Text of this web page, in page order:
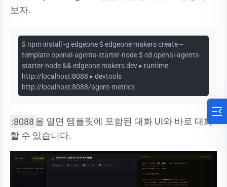
보자.
$ npm install -g edgeone $ edgeone makers create --
template openai-agents-starter-node $ cd openai-agents-
starter-node && edgeone makers dev ▸ runtime
http://localhost:8088 ▸ devtools
http://localhost:8088/agent-metrics
:8088을 열면 템플릿에 포함된 대화 UI와 바로 대화
할 수 있습니다.